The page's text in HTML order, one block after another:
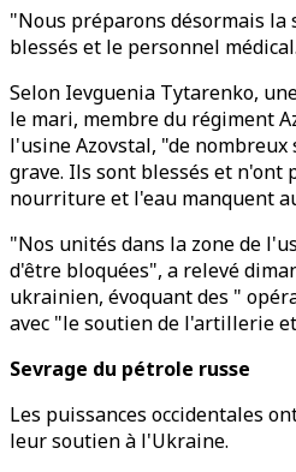
"Nous préparons désormais la
blessés et le personnel médical.
Selon Ievguenia Tytarenko,
le mari, membre du régiment
l'usine Azovstal, "de
grave. Ils sont blessés et n'ont
nourriture et l'eau manquent
"Nos unités dans la zone de
d'être bloquées", a relevé
ukrainien, évoquant des "
avec "le soutien de l'artillerie
Sevrage du pétrole russe
Les puissances occidentales
leur soutien à l'Ukraine.